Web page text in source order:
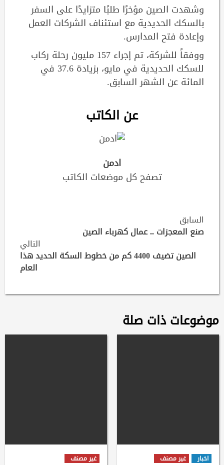
وشهدت الصين مؤخرًا طلبًا متزايدًا على السفر
بالسكك الحديدية مع استئناف الشركات العمل
وإعادة فتح المدارس.
ووفقاً للشركة، تم إجراء 157 مليون رحلة ركاب
للسكك الحديدية في مايو، بزيادة 37.6 في
المائة عن الشهر السابق.
عن الكاتب
ادمن
تصفح كل موضعات الكاتب
Continue
Reading
السابق
صنع المعجزات .. عمال كهرباء الصين
التالي
الصين تضيف 4400 كم من خطوط السكة الحديد هذا
العام
موضوعات ذات صلة
اخبار
غير مصنف
غير مصنف